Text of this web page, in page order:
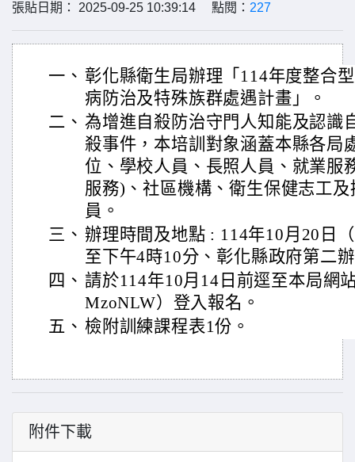
張貼日期： 2025-09-25 10:39:14 點閱： 227
一、 彰化縣衛生局辦理「114年度整合
病防治及特殊族群處遇計畫」。
二、 為增進自殺防治守門人知能及認識
殺事件，本培訓對象涵蓋本縣各局
位、學校人員、長照人員、就業服
服務)、社區機構、衛生保健志工
員。
三、 辦理時間及地點 : 114年10月20日
至下午4時10分、彰化縣政府第二
四、 請於114年10月14日前逕至本局網
MzoNLW）登入報名。
五、 檢附訓練課程表1份。
附件下載